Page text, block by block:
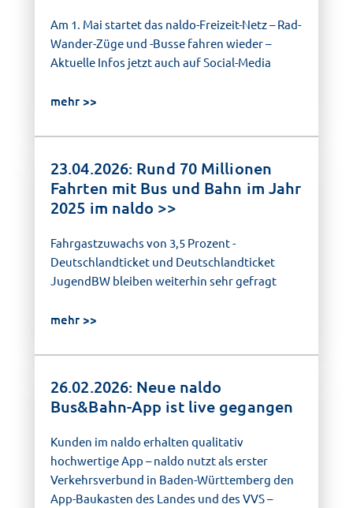
Am 1. Mai startet das naldo-Freizeit-Netz – Rad-
Wander-Züge und -Busse fahren wieder –
Aktuelle Infos jetzt auch auf Social-Media
mehr
23.04.2026: Rund 70 Millionen
Fahrten mit Bus und Bahn im Jahr
2025 im naldo
Fahrgastzuwachs von 3,5 Prozent -
Deutschlandticket und Deutschlandticket
JugendBW bleiben weiterhin sehr gefragt
mehr
26.02.2026: Neue naldo
Bus&Bahn-App ist live gegangen
Kunden im naldo erhalten qualitativ
hochwertige App – naldo nutzt als erster
Verkehrsverbund in Baden-Württemberg den
App-Baukasten des Landes und des VVS –